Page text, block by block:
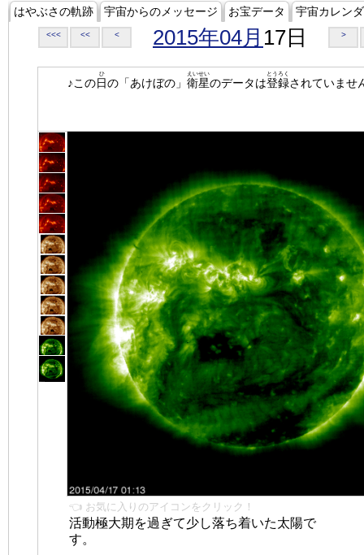
はやぶさの軌跡 宇宙からのメッセージ お宝データ 宇宙カレン
<<< << < 2015年04月 17日 >
♪この日
ひ
の「あけぼの」 衛星
えいせい
のデータは登録
とうろく
されていませ
👈 お気に入りのアイコンをクリック！
活動極大期を過ぎて少し落ち着いた太陽で
す。